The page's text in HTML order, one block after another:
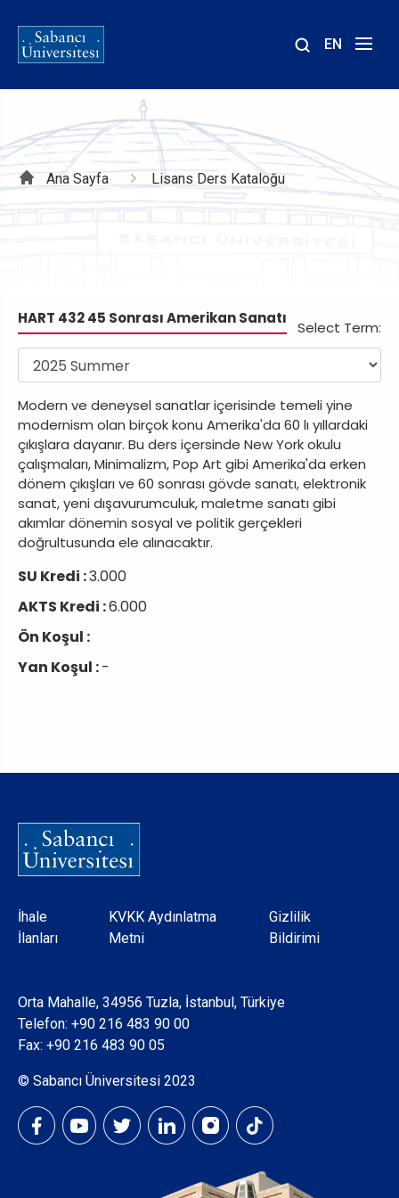
EN
Sayfa
Ana Sayfa Lisans Ders Kataloğu
HART 432 45 Sonrası Amerikan Sanatı
Select Term:
Modern ve deneysel sanatlar içerisinde temeli yine
modernism olan birçok konu Amerika'da 60 lı yıllardaki
çıkışlara dayanır. Bu ders içersinde New York okulu
çalışmaları, Minimalizm, Pop Art gibi Amerika'da erken
dönem çıkışları ve 60 sonrası gövde sanatı, elektronik
sanat, yeni dışavurumculuk, maletme sanatı gibi
akımlar dönemin sosyal ve politik gerçekleri
doğrultusunda ele alınacaktır.
SU Kredi :3.000
AKTS Kredi :6.000
Ön Koşul :
Yan Koşul :-
Dipnot
İhale
İlanları
KVKK Aydınlatma
Metni
Gizlilik
Bildirimi
Orta Mahalle, 34956 Tuzla, İstanbul, Türkiye
Telefon: +90 216 483 90 00
Fax: +90 216 483 90 05
© Sabancı Üniversitesi 2023